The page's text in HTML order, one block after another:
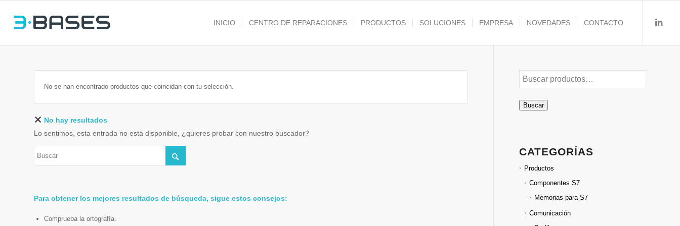
INICIO CENTRO DE REPARACIONES PRODUCTOS SOLUCIONES EMPRESA NOVEDADES CONTACTO
No se han encontrado productos que coincidan con tu selección.
No hay resultados
Lo sentimos, esta entrada no está disponible, ¿quieres probar con nuestro buscador?
Para obtener los mejores resultados de búsqueda, sigue estos consejos:
Comprueba la ortografía.
Buscar
CATEGORÍAS
Productos
Componentes S7
Memorias para S7
Comunicación